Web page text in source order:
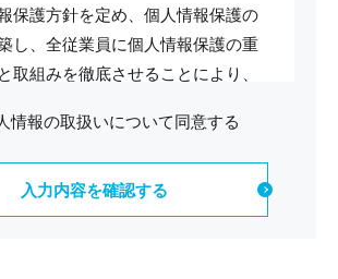
保護方針を定め、個人情報保護の
し、全従業員に個人情報保護の重
取組みを徹底させることにより、
さまの個人情報を正確かつ最新の
個人情報への不正アクセス・紛
情報の取扱いについて同意する